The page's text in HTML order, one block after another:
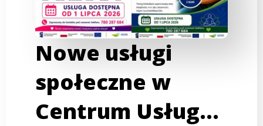
Nowe usługi
społeczne w
Centrum Usług…